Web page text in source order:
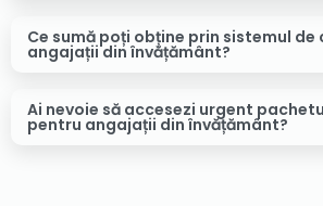
Ce sumă poți obține prin sistemul
angajații din învățământ?
Ai nevoie să accesezi urgent
pentru angajații din învățământ?